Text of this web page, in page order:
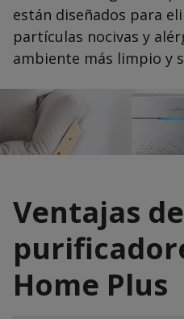
están diseñados para
partículas nocivas y
ambiente más limpio y
Ventajas
Home Plus